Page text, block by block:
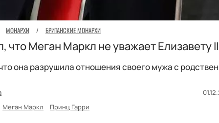
МОНАРХИ / БРИТАНСКИЕ МОНАРХИ
что Меган Маркл не уважает Елизавету II
она разрушила отношения своего мужа с
Меган Маркл
Принц Гарри